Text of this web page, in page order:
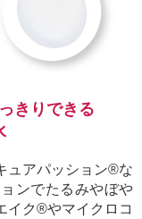
きりできる
ュアパッション®な
ンでたるみやぼや
イク®やマイクロコ